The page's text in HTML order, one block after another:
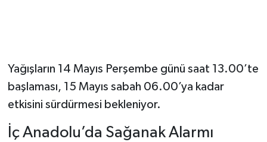
Yağışların 14 Mayıs Perşembe günü saat 13.00’te
başlaması, 15 Mayıs sabah 06.00’ya kadar
etkisini sürdürmesi bekleniyor.
İç Anadolu’da Sağanak Alarmı